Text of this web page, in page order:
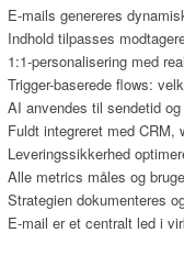
E-mails genereres
Indhold tilpasses
1:1-personalisering med
Trigger-baserede flows:
AI anvendes til sendetid
Fuldt integreret med CRM,
Leveringssikkerhed
Alle metrics måles og
Strategien dokumenteres
E-mail er et centralt led i